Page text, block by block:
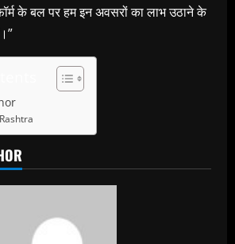
के बल पर हम इन अवसरों का लाभ उठाने के